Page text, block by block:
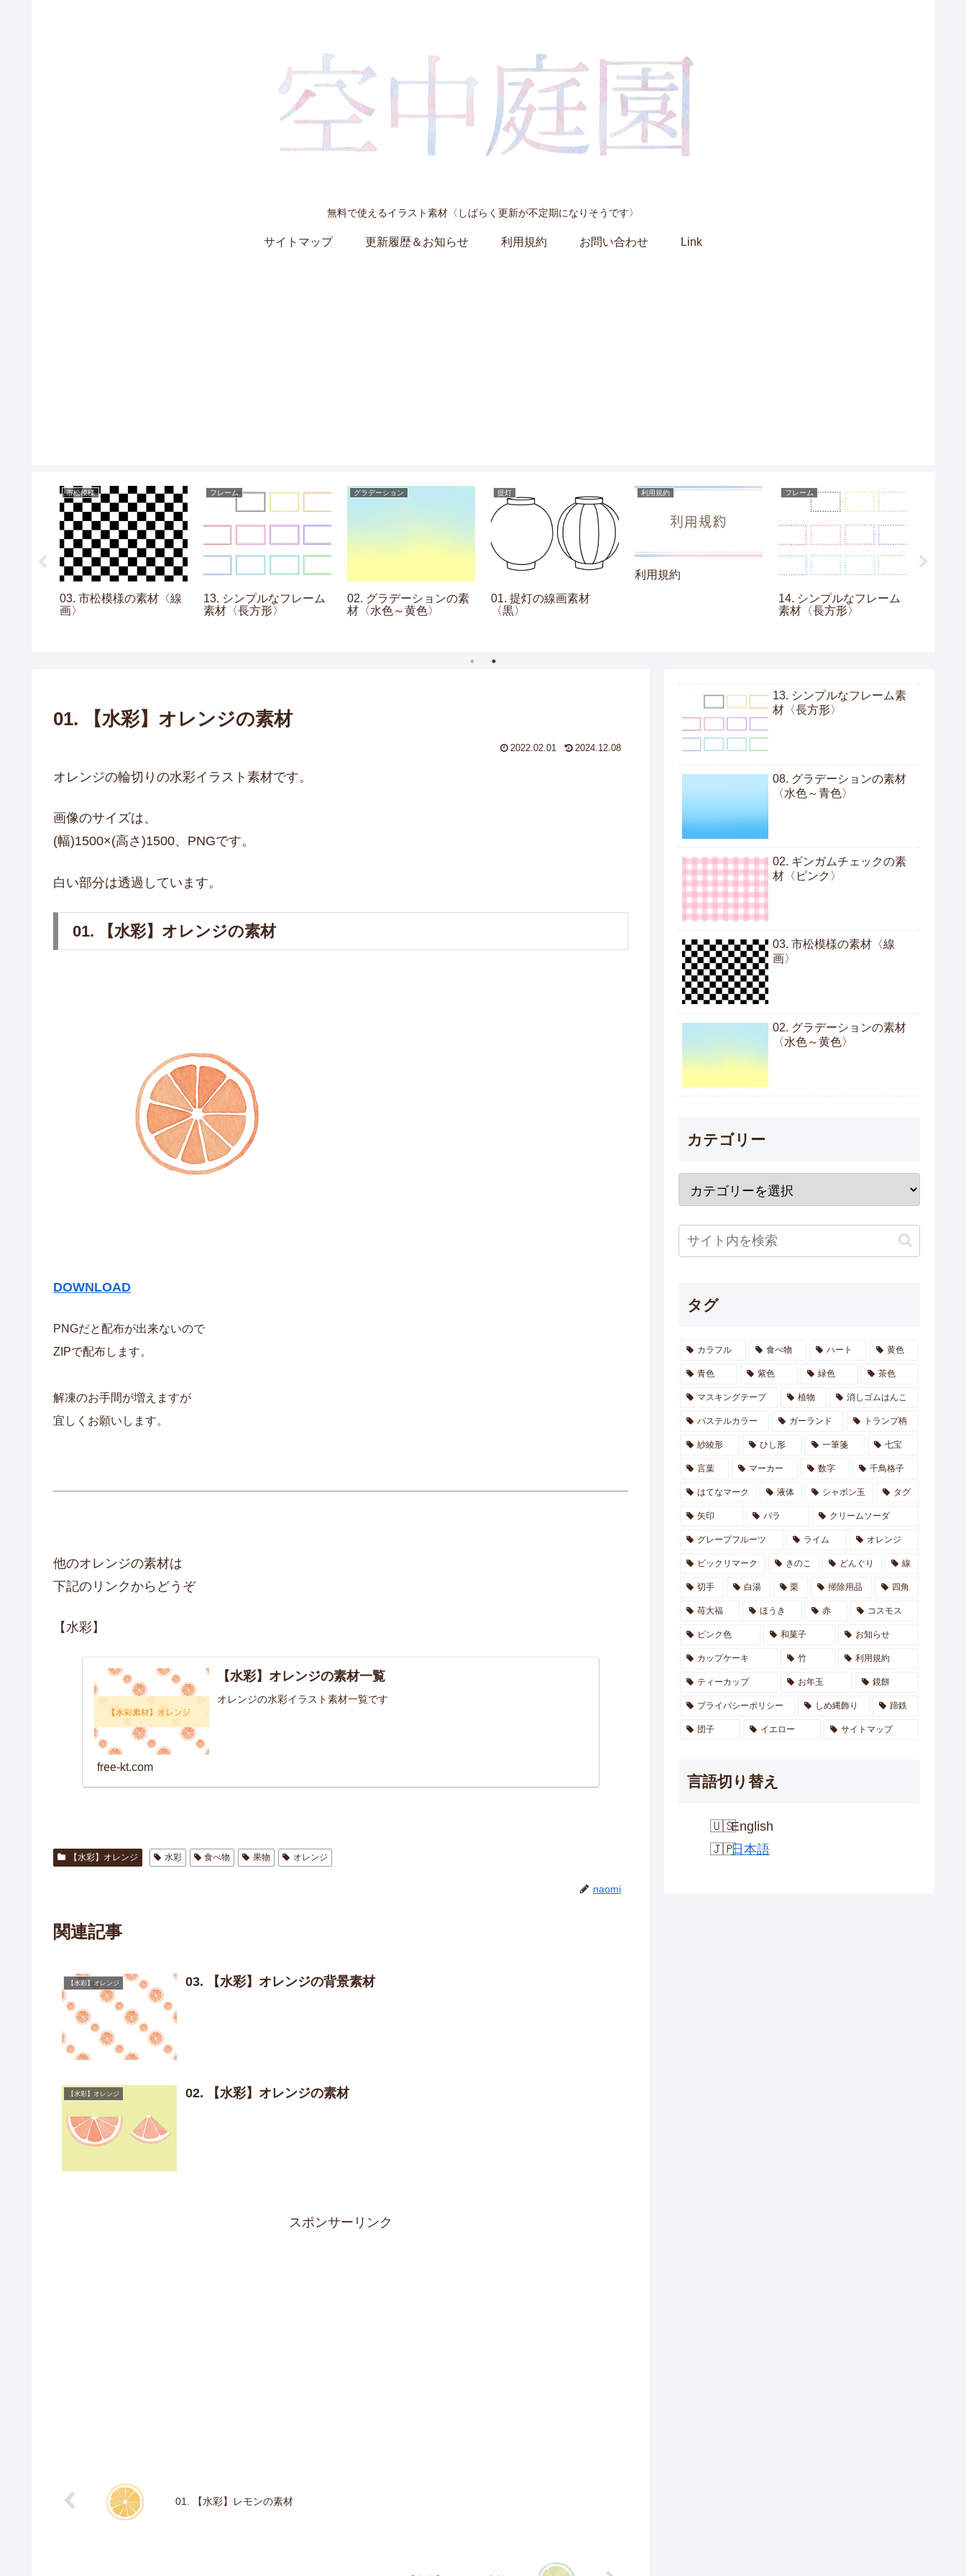
無料で使えるイラスト素材〈しばらく更新が不定期になりそうです〉
サイトマップ 更新履歴＆お知らせ 利用規約 お問い合わせ Link
市松模様
03. 市松模様の素材〈線
画〉
フレーム
13. シンプルなフレーム
素材〈長方形〉
グラデーション
02. グラデーションの素
材〈水色～黄色〉
提灯
01. 提灯の線画素材
〈黒〉
利用規約
利用規約
フレーム
14. シンプルなフレーム
素材〈長方形〉
01. 【水彩】オレンジの素材
2022.02.01 2024.12.08
オレンジの輪切りの水彩イラスト素材です。
画像のサイズは、
(幅)1500×(高さ)1500、PNGです。
白い部分は透過しています。
01. 【水彩】オレンジの素材
DOWNLOAD
PNGだと配布が出来ないので
ZIPで配布します。
解凍のお手間が増えますが
宜しくお願いします。
他のオレンジの素材は
下記のリンクからどうぞ
【水彩】
【水彩】オレンジの素材一覧
オレンジの水彩イラスト素材一覧です
free-kt.com
【水彩】オレンジ 水彩 食べ物 果物 オレンジ
naomi
関連記事
【水彩】オレンジ 03. 【水彩】オレンジの背景素材
【水彩】オレンジ 02. 【水彩】オレンジの素材
スポンサーリンク
01. 【水彩】レモンの素材
13. シンプルなフレーム素
材〈長方形〉
08. グラデーションの素材
〈水色～青色〉
02. ギンガムチェックの素
材〈ピンク〉
03. 市松模様の素材〈線
画〉
02. グラデーションの素材
〈水色～黄色〉
カテゴリー
タグ
カラフル 食べ物 ハート 黄色
青色 紫色 緑色 茶色
マスキングテープ 植物 消しゴムはんこ
パステルカラー ガーランド トランプ柄
紗綾形 ひし形 一筆箋 七宝
言葉 マーカー 数字 千鳥格子
はてなマーク 液体 シャボン玉 タグ
矢印 バラ クリームソーダ
グレープフルーツ ライム オレンジ
ビックリマーク きのこ どんぐり 線
切手 白湯 栗 掃除用品 四角
苺大福 ほうき 赤 コスモス
ピンク色 和菓子 お知らせ
カップケーキ 竹 利用規約
ティーカップ お年玉 鏡餅
プライバシーポリシー しめ縄飾り 蹄鉄
団子 イエロー サイトマップ
言語切り替え
English
日本語